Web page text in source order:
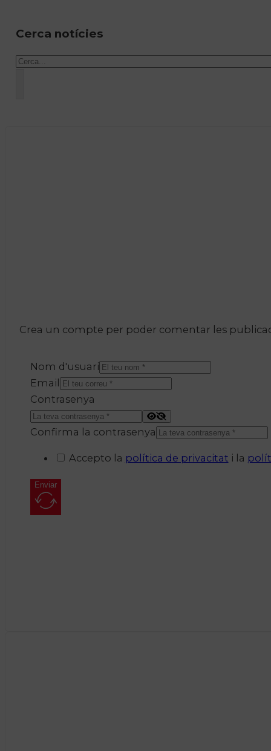
Cerca notícies
Cercar
Crea un compte per poder comentar les
Nom d'usuari
Email
Contrasenya
Confirma la contrasenya
Accepto la política de privacitat i la
Enviar